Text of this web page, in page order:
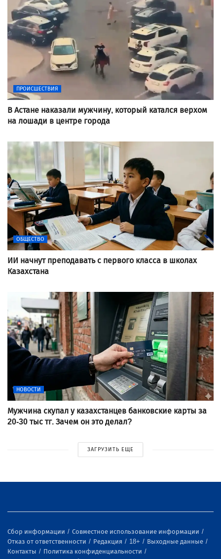
ПРОИСШЕСТВИЯ
В Астане наказали мужчину, который катался верхом
на лошади в центре города
ОБЩЕСТВО
ИИ начнут преподавать с первого класса в школах
Казахстана
НОВОСТИ
Мужчина скупал у казахстанцев банковские карты за
20-30 тыс тг. Зачем он это делал?
ЗАГРУЗИТЬ ЕЩЕ
Сбор информации
Совместное использование информации
Отказ от ответственности
Редакция 18+
Выходные данные
Контакты
Политика конфиденциальности